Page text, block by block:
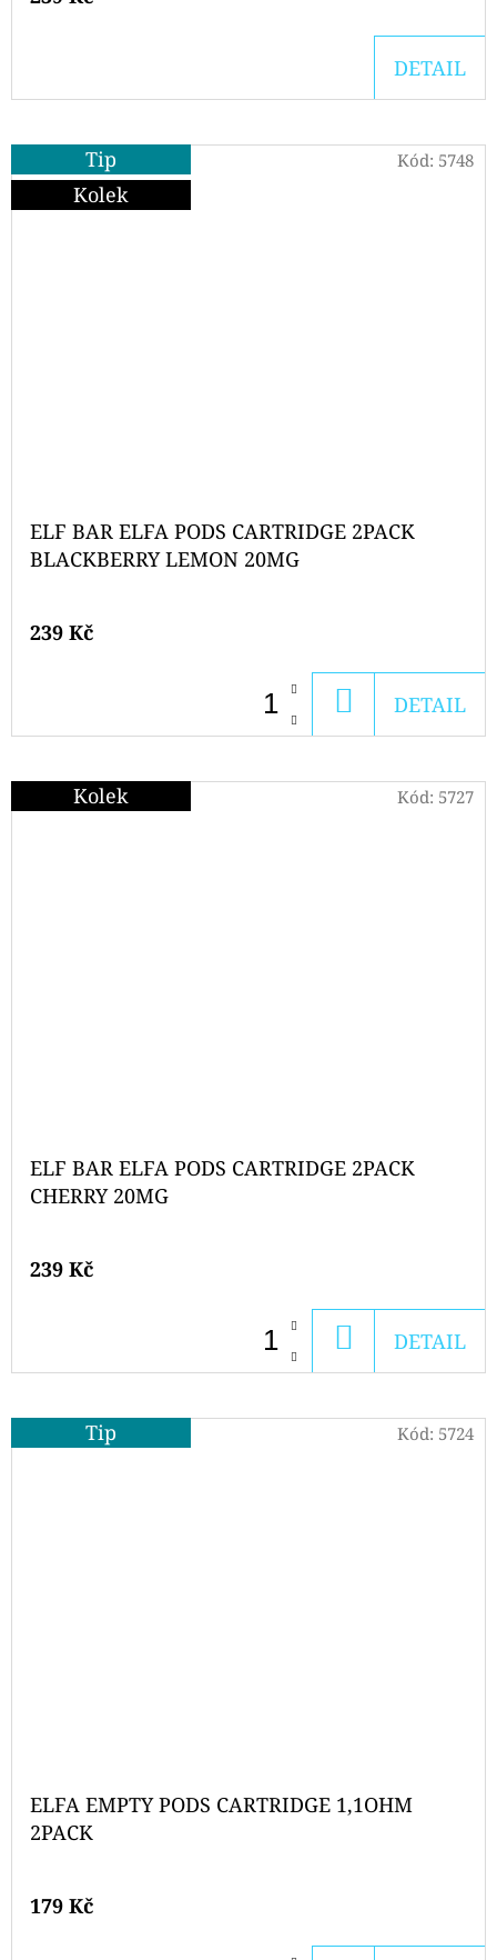
DETAIL
Tip
Kolek
ELF BAR ELFA PODS CARTRIDGE 2PACK
BLACKBERRY LEMON 20MG
239 Kč
KOŠÍKU
DETAIL
Kód: 5748
Kolek
ELF BAR ELFA PODS CARTRIDGE 2PACK
CHERRY 20MG
239 Kč
KOŠÍKU
DETAIL
Kód: 5727
Tip
ELFA EMPTY PODS CARTRIDGE 1,1OHM
2PACK
179 Kč
Kód: 5724